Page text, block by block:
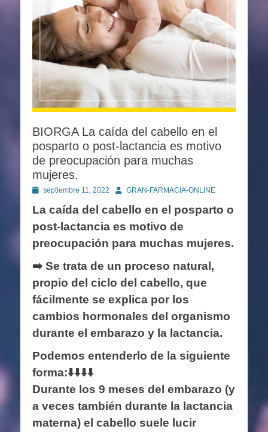
BIORGA La caída del cabello en el
posparto o post-lactancia es motivo
de preocupación para muchas
mujeres.
Publicado
septiembre 11, 2022 AutorGRAN-FARMACIA-ONLINE
La caída del cabello en el posparto o
post-lactancia es motivo de
preocupación para muchas mujeres.
➡️ Se trata de un proceso natural,
propio del ciclo del cabello, que
fácilmente se explica por los
cambios hormonales del organismo
durante el embarazo y la lactancia.
Podemos entenderlo de la siguiente
forma:⬇️⬇️⬇️⬇️
Durante los 9 meses del embarazo (y
a veces también durante la lactancia
materna) el cabello suele lucir